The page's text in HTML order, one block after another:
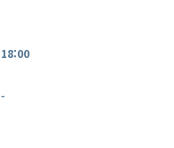
18:00
-